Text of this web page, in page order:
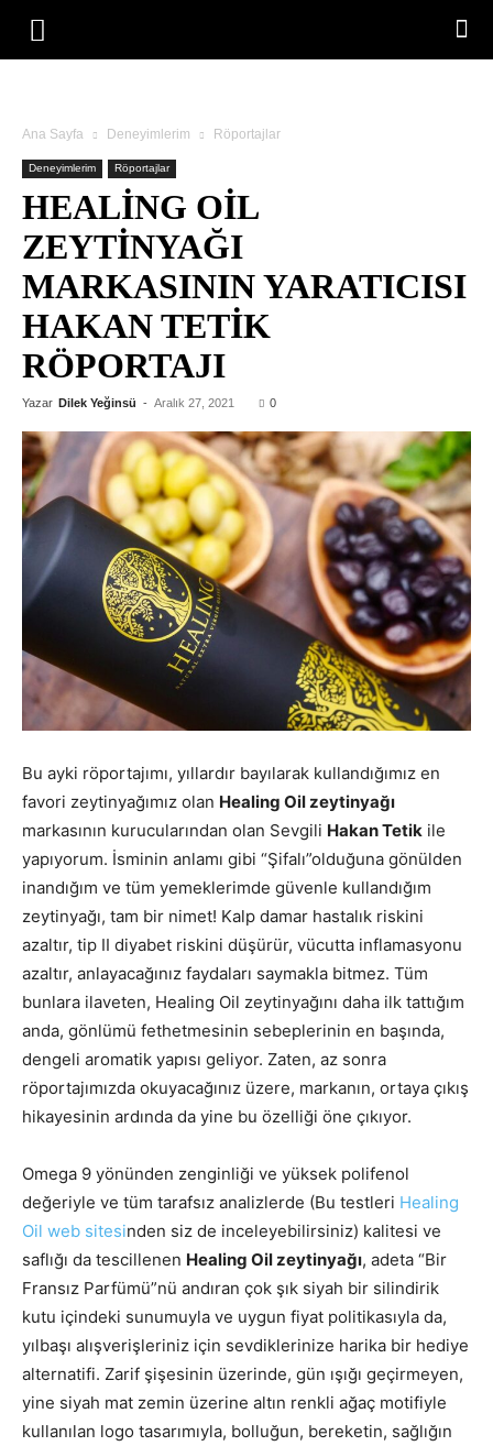
Ana Sayfa Deneyimlerim Röportajlar
Deneyimlerim Röportajlar
HEALING OIL
ZEYTINYAĞI
MARKASININ YARATICISI
HAKAN TETIK
RÖPORTAJI
Yazar Dilek Yeğinsü - Aralık 27, 2021 0
Bu ayki röportajımı, yıllardır bayılarak kullandığımız en
favori zeytinyağımız olan Healing Oil zeytinyağı
markasının kurucularından olan Sevgili Hakan Tetik ile
yapıyorum. İsminin anlamı gibi “Şifalı”olduğuna gönülden
inandığım ve tüm yemeklerimde güvenle kullandığım
zeytinyağı, tam bir nimet! Kalp damar hastalık riskini
azaltır, tip II diyabet riskini düşürür, vücutta inflamasyonu
azaltır, anlayacağınız faydaları saymakla bitmez. Tüm
bunlara ilaveten, Healing Oil zeytinyağını daha ilk tattığım
anda, gönlümü fethetmesinin sebeplerinin en başında,
dengeli aromatik yapısı geliyor. Zaten, az sonra
röportajımızda okuyacağınız üzere, markanın, ortaya çıkış
hikayesinin ardında da yine bu özelliği öne çıkıyor.
Omega 9 yönünden zenginliği ve yüksek polifenol
değeriyle ve tüm tarafsız analizlerde (Bu testleri Healing
Oil web sitesinden siz de inceleyebilirsiniz) kalitesi ve
saflığı da tescillenen Healing Oil zeytinyağı, adeta “Bir
Fransız Parfümü”nü andıran çok şık siyah bir silindirik
kutu içindeki sunumuyla ve uygun fiyat politikasıyla da,
yılbaşı alışverişleriniz için sevdiklerinize harika bir hediye
alternatifi. Zarif şişesinin üzerinde, gün ışığı geçirmeyen,
yine siyah mat zemin üzerine altın renkli ağaç motifiyle
kullanılan logo tasarımıyla, bolluğun, bereketin, sağlığın